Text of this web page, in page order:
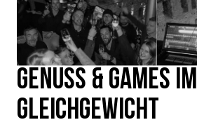
GENUSS & GAMES IM
GLEICHGEWICHT